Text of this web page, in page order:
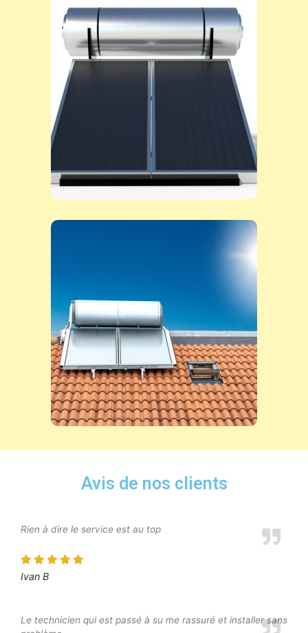
Avis de nos clients
Rien à dire le service est au top
Ivan B
Le technicien qui est passé à su me rassuré et installer sans